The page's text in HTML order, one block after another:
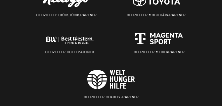
OFFIZIELLER FRÜHSTÜCKSPARTNER OFFIZIELLER MOBILITÄTS-PARTNER
OFFIZIELLER HOTELPARTNER OFFIZIELLER MEDIENPARTNER
OFFIZIELLER CHARITY-PARTNER